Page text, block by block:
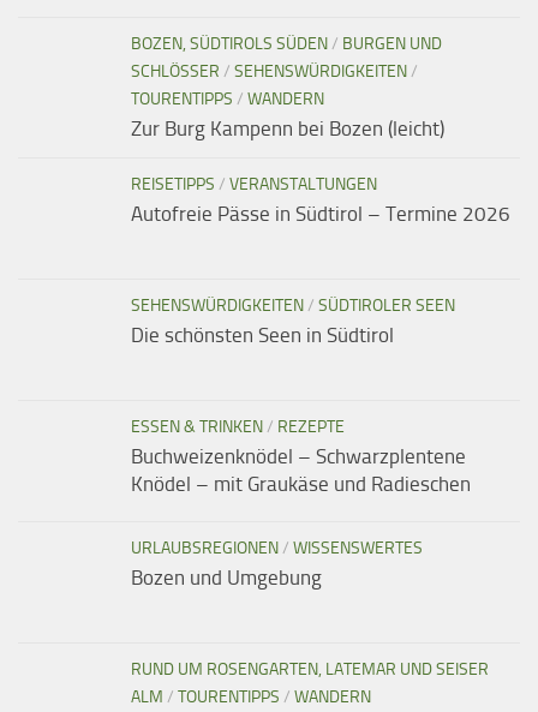
BOZEN, SÜDTIROLS SÜDEN/ BURGEN UND
SCHLÖSSER / SEHENSWÜRDIGKEITEN/
TOURENTIPPS / WANDERN
Zur Burg Kampenn bei Bozen (leicht)
REISETIPPS / VERANSTALTUNGEN
Autofreie Pässe in Südtirol – Termine 2026
SEHENSWÜRDIGKEITEN/ SÜDTIROLER SEEN
Die schönsten Seen in Südtirol
ESSEN & TRINKEN/ REZEPTE
Buchweizenknödel – Schwarzplentene
Knödel – mit Graukäse und Radieschen
URLAUBSREGIONEN/ WISSENSWERTES
Bozen und Umgebung
RUND UM ROSENGARTEN, LATEMAR UND SEISER
ALM / TOURENTIPPS / WANDERN